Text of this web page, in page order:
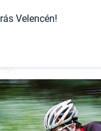
Velencén!